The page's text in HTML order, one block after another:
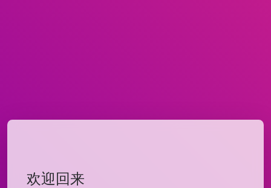
欢迎回来